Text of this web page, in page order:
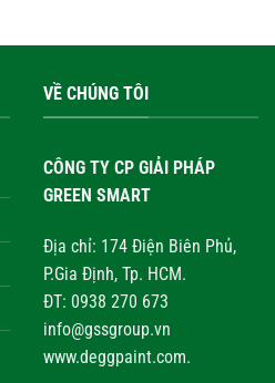
VỀ CHÚNG TÔI
CÔNG TY CP GIẢI PHÁP
GREEN SMART
Địa chỉ: 174 Điện Biên Phủ,
P.Gia Định, Tp. HCM.
ĐT: 0938 270 673
info@gssgroup.vn
www.deggpaint.com.